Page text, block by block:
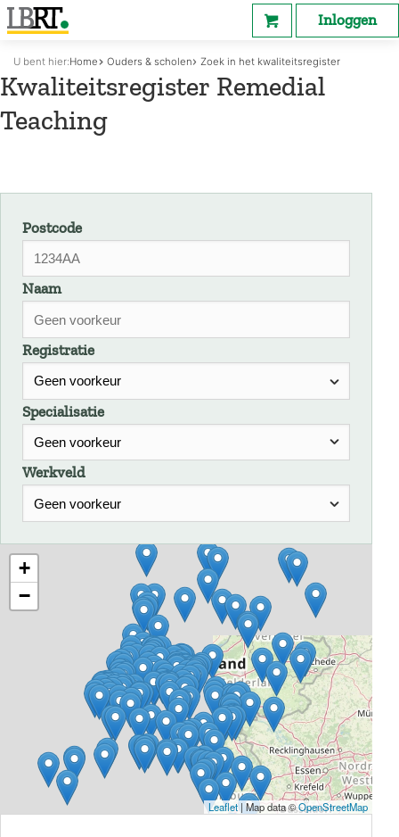
Inloggen
U bent hier:Home Ouders & scholen Zoek in het kwaliteitsregister
Kwaliteitsregister Remedial
Teaching
Postcode
Naam
Registratie
Specialisatie
Werkveld